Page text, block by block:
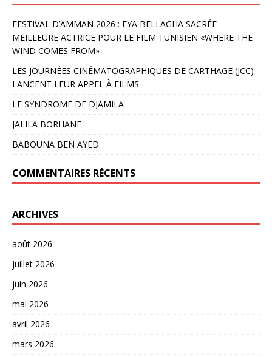
FESTIVAL D’AMMAN 2026 : EYA BELLAGHA SACRÉE
MEILLEURE ACTRICE POUR LE FILM TUNISIEN «WHERE THE
WIND COMES FROM»
LES JOURNÉES CINÉMATOGRAPHIQUES DE CARTHAGE (JCC)
LANCENT LEUR APPEL À FILMS
LE SYNDROME DE DJAMILA
JALILA BORHANE
BABOUNA BEN AYED
COMMENTAIRES RÉCENTS
ARCHIVES
août 2026
juillet 2026
juin 2026
mai 2026
avril 2026
mars 2026